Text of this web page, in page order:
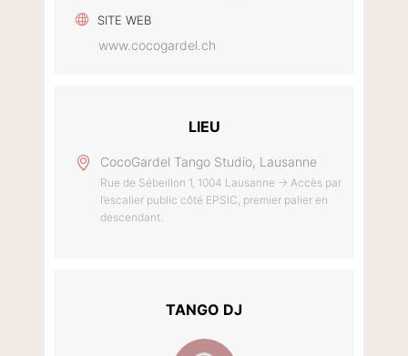
SITE WEB
www.cocogardel.ch
LIEU
CocoGardel Tango Studio, Lausanne
Rue de Sébeillon 1, 1004 Lausanne → Accès par
l’escalier public côté EPSIC, premier palier en
descendant.
TANGO DJ